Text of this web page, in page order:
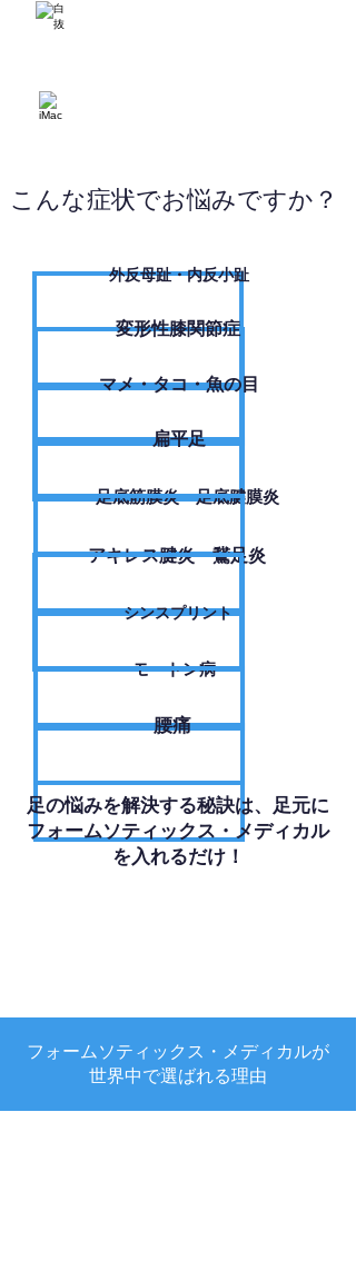
こんな症状でお悩みですか？
外反母趾・内反小趾
変形性膝関節症
​マメ・タコ・魚の目
扁平足
足底筋膜炎・足底腱膜炎
アキレス腱炎・鵞足炎
シンスプリント
モートン病
腰痛
足の悩みを解決する秘訣は、足元に
フォームソティックス・メディカル
を入れるだけ！
フォームソティックス・メディカルが
世界中で選ばれる理由